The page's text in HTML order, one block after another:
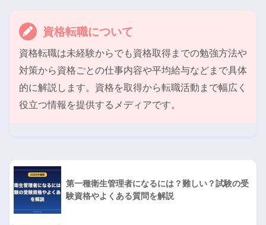
資格転職について
資格転職は未経験からでも資格取得までの勉強方法や
対策から資格ごとの仕事内容や平均給与などまで具体
的に解説します。資格を取得から転職活動まで幅広く
役立つ情報を提供するメディアです。
第一種衛生管理者になるには？難しい？試験の受
験資格やよくある質問を解説